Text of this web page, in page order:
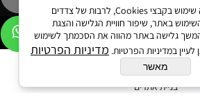
בניית אתרים
לידיעתך, באתרנו נעשה שימוש בקבצי Cookies, לרבות של צדדים
באתר, שיפור חוויית הגלישה והצגת
גלישה באתר מהווה את הסכמתך לשימוש
במדיניות הפרטיות. מדיניות הפרטיות
מאשר